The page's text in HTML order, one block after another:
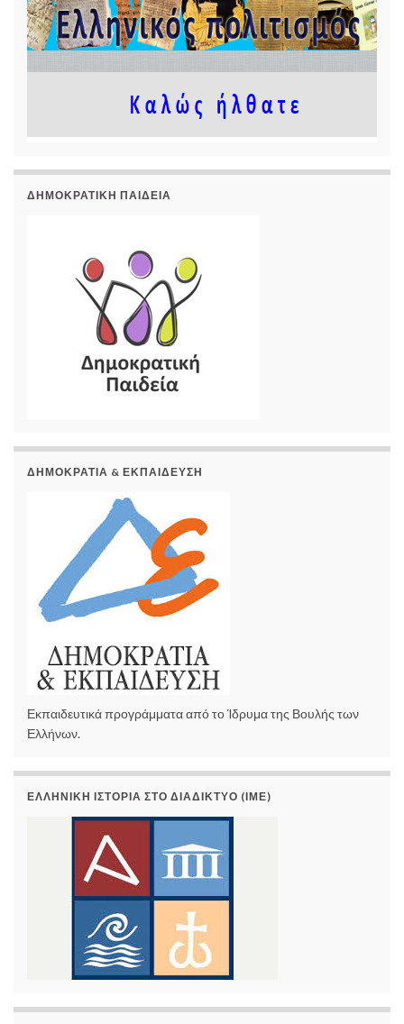
ΔΗΜΟΚΡΑΤΙΚΉ ΠΑΙΔΕΊΑ
ΔΗΜΟΚΡΑΤΊΑ & ΕΚΠΑΊΔΕΥΣΗ
Εκπαιδευτικά προγράμματα από το Ίδρυμα της Βουλής των
Ελλήνων.
ΕΛΛΗΝΙΚΉ ΙΣΤΟΡΊΑ ΣΤΟ ΔΙΑΔΊΚΤΥΟ (ΙΜΕ)